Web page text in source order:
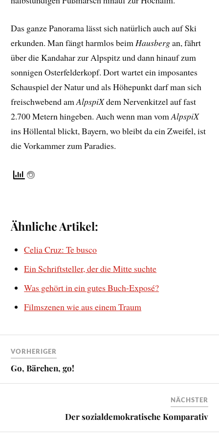
Das ganze Panorama lässt sich natürlich auchauf Ski
erkunden. Man fängt harmlos beim Hausbergan, fährt
über die Kandahar zur Alpspitz und dann hinauf zum
sonnigen Osterfelderkopf. Dort wartet ein imposantes
Schauspiel der Natur und als Höhepunkt darf man sich
freischwebend amAlpspiXdem Nervenkitzel auf fast
2.700 Metern hingeben. Auch wenn man vom AlpspiX
ins Höllental blickt, Bayern, wo bleibt da ein Zweifel, ist
die Vorkammer zum Paradies.
Ähnliche Artikel:
Celia Cruz: Te busco
Ein Schriftsteller, der die Mitte suchte
Was gehört in ein gutes Buch-Exposé?
Filmszenen wie aus einem Traum
VORHERIGER
Go, Bärchen, go!
NÄCHSTER
Der sozialdemokratische Komparativ